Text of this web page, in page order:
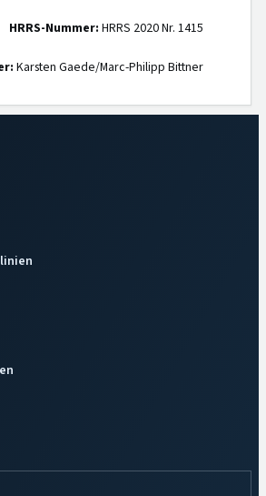
HRRS-Nummer: HRRS 2020 Nr. 1415
Karsten Gaede/Marc-Philipp Bittner